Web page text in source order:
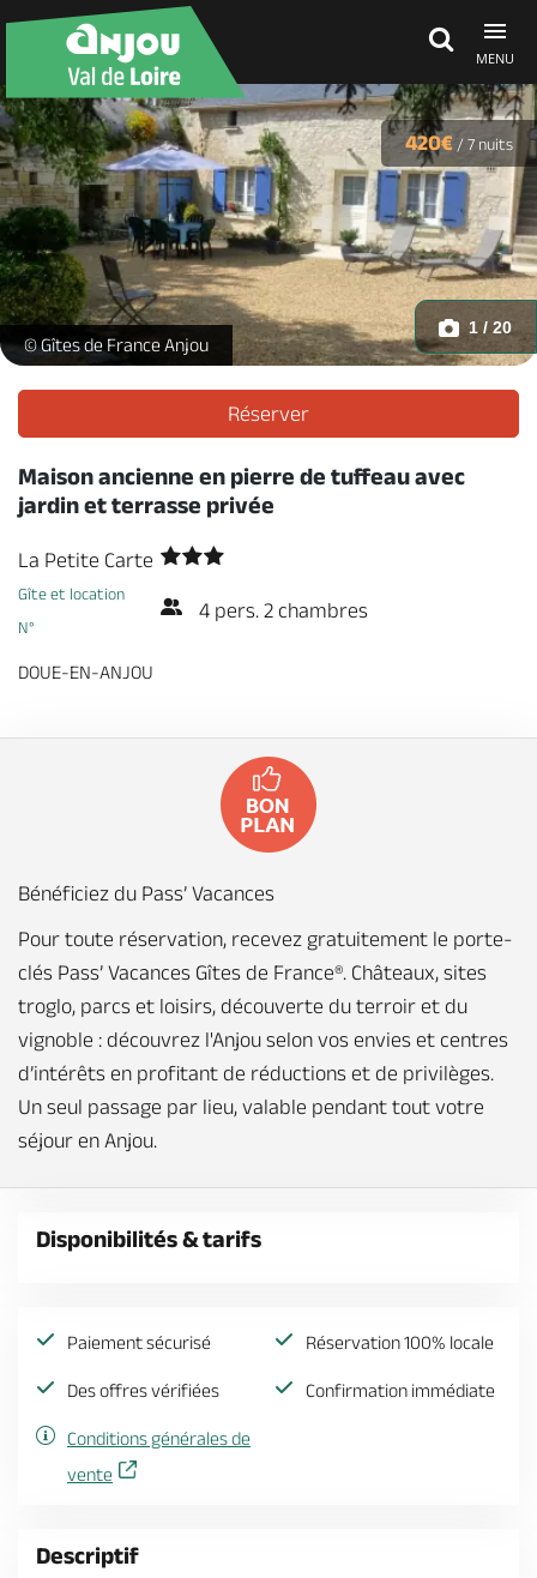
MENU
Découvrir
À voir, à faire
Agenda
Dormir, manger
Séjours, cadeaux
Billetterie en ligne
La Petite Carte_1 -
© Gîtes de France Anjou
1 / 20
420€ / 7 nuits
Réserver
Maison ancienne en pierre de tuffeau avec
jardin et terrasse privée
La Petite Carte
Gîte et location
N°
4 pers. 2 chambres
DOUE-EN-ANJOU
Bénéficiez du Pass’ Vacances
Pour toute réservation, recevez gratuitement le porte-
clés Pass’ Vacances Gîtes de France®. Châteaux, sites
troglo, parcs et loisirs, découverte du terroir et du
vignoble : découvrez l'Anjou selon vos envies et centres
d’intérêts en profitant de réductions et de privilèges.
Un seul passage par lieu, valable pendant tout votre
séjour en Anjou.
Disponibilités & tarifs
Paiement sécurisé Réservation 100% locale
Des offres vérifiées Confirmation immédiate
Conditions générales de
vente
Descriptif